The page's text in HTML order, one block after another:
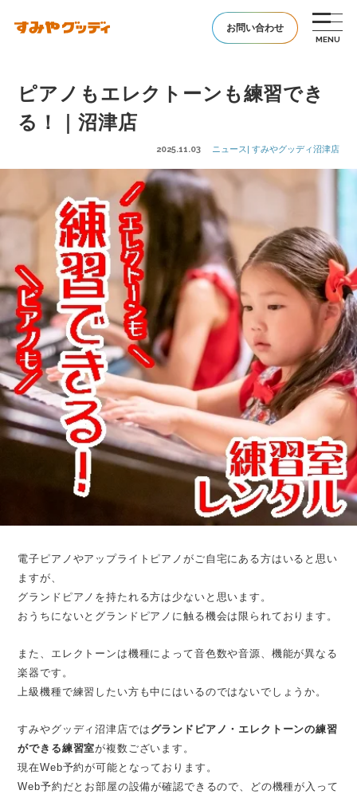
お問い合わせ
ピアノもエレクトーンも練習でき
る！｜沼津店
2025.11.03 ニュース| すみやグッディ沼津店
電子ピアノやアップライトピアノがご自宅にある方はいると思い
ますが、
グランドピアノを持たれる方は少ないと思います。
おうちにないとグランドピアノに触る機会は限られております。
また、エレクトーンは機種によって音色数や音源、機能が異なる
楽器です。
上級機種で練習したい方も中にはいるのではないでしょうか。
すみやグッディ沼津店では グランドピアノ・エレクトーンの練習
ができる練習室が複数ございます。
現在Web予約が可能となっております。
Web予約だとお部屋の設備が確認できるので、どの機種が入って